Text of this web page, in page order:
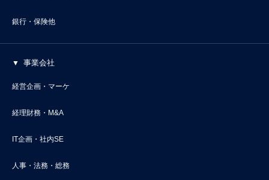
銀行・保険他
事業会社
経営企画・マーケ
経理財務・M&A
IT企画・社内SE
人事・法務・総務